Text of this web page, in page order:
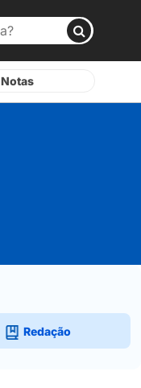
Notas
Redação